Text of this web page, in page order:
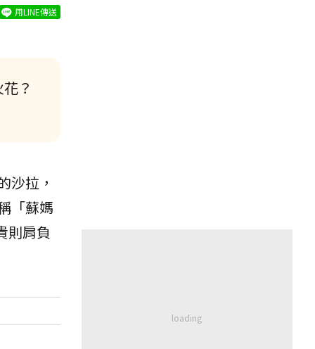
用LINE傳送
？
沙拉，
「蘇媽
則肩負